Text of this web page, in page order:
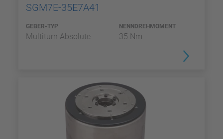
SGM7E-35E7A41
GEBER-TYP
Multiturn Absolute
NENNDREHMOMENT
35 Nm